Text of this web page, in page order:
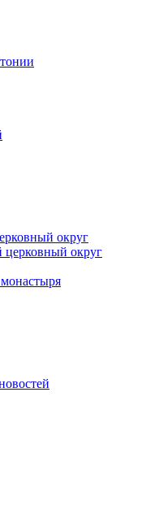
округ
церковный округ